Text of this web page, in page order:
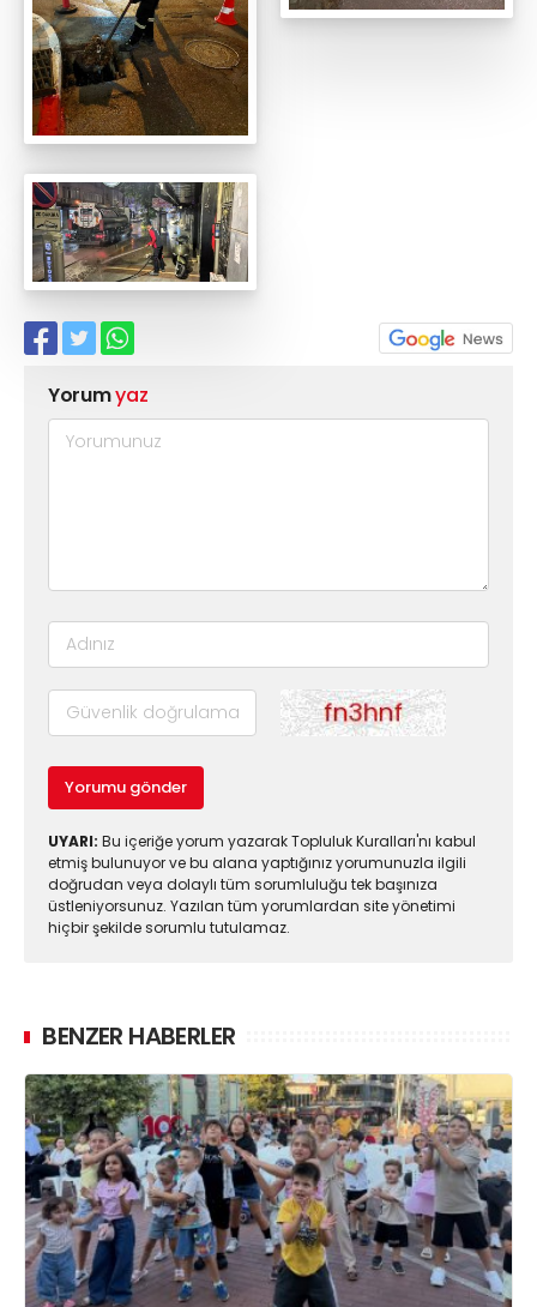
Yorumyaz
Yorumu gönder
UYARI: Bu içeriğe yorum yazarak Topluluk Kuralları'nı kabul
etmiş bulunuyor ve bu alana yaptığınız yorumunuzla ilgili
doğrudan veya dolaylı tüm sorumluluğu tek başınıza
üstleniyorsunuz. Yazılan tüm yorumlardan site yönetimi
hiçbir şekilde sorumlu tutulamaz.
BENZER HABERLER